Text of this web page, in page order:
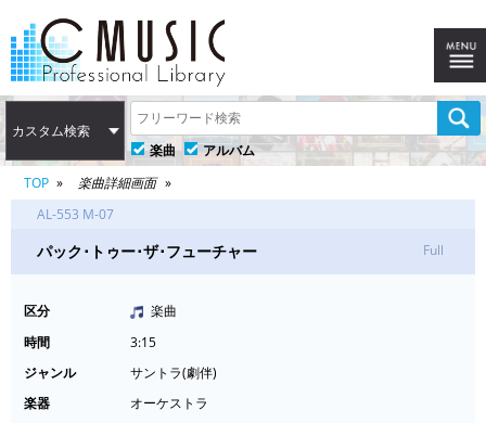
カスタム検索
楽曲
アルバム
TOP
楽曲詳細画面
AL-553 M-07
パック･トゥー･ザ･フューチャー Full
区分
楽曲
時間
3:15
ジャンル
サントラ(劇伴)
楽器
オーケストラ